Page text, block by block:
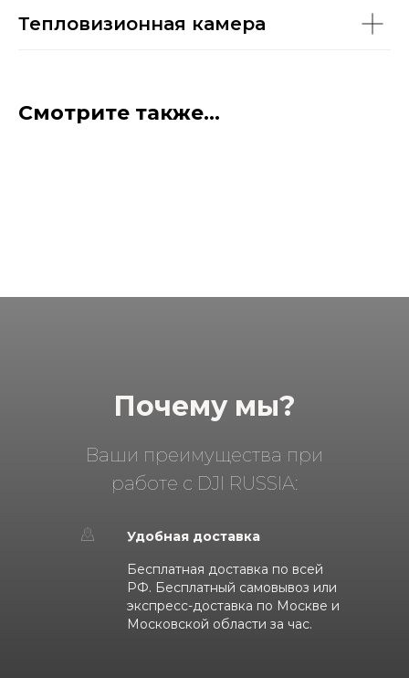
Тепловизионная камера
Смотрите также...
Почему мы?
Ваши преимущества при
работе с DJI RUSSIA:
Удобная доставка
Бесплатная доставка по всей
РФ. Бесплатный самовывоз или
экспресс-доставка по Москве и
Московской области за час.